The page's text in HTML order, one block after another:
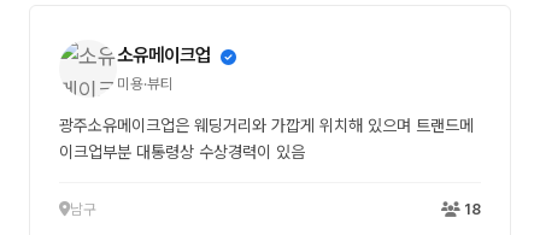
소유메이크업
미용·뷰티
광주소유메이크업은 웨딩거리와 가깝게 위치해 있으며 트랜드메
이크업부분 대통령상 수상경력이 있음
남구 18